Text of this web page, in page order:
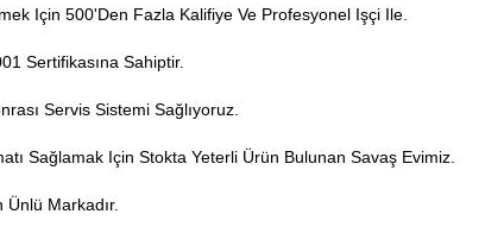
Için 500'den Fazla Kalifiye Ve Profesyonel Işçi Ile.
Sertifikasına Sahiptir.
Servis Sistemi Sağlıyoruz.
Sağlamak Için Stokta Yeterli Ürün Bulunan Savaş Evimiz.
Markadır.